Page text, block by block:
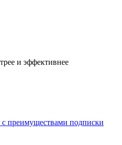
и эффективнее
с преимуществами подписки